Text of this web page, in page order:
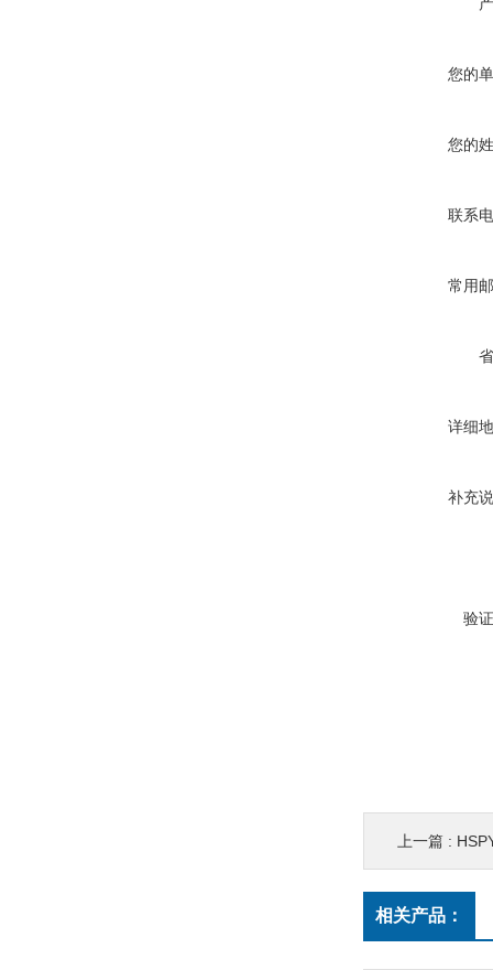
您的
您的
联系
常用
详细
补充
验
上一篇 :
相关产品：